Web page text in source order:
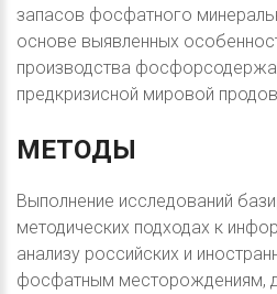
запасов фосфатного
основе выявленных
производства
предкризисной мировой
МЕТОДЫ
Выполнение исследований
методических подходах к
анализу российских и
фосфатным месторождениям,